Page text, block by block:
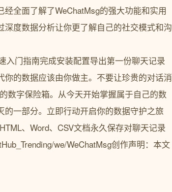
全面了解了WeChatMsg的强大功能和实用
度数据分析让你更了解自己的社交模式和沟
入门指南完成安装配置导出第一份聊天记录
的数据应该由你做主。不要让珍贵的对话消
数字保险箱。从今天开始掌握属于自己的数
一部分。立即行动开启你的数据守护之旅
、Word、CSV文档永久保存对聊天记录
we/WeChatMsg创作声明：本文